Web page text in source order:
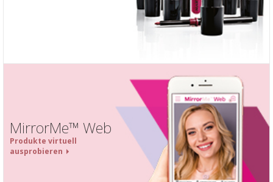
MirrorMe™ Web
Produkte virtuell
ausprobieren